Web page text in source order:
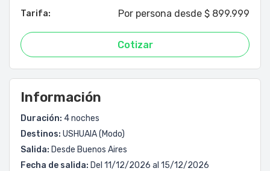
Tarifa: Por persona desde $ 899.999
Cotizar
Información
Duración: 4 noches
Destinos: USHUAIA (Modo)
Salida: Desde Buenos Aires
Fecha de salida: Del 11/12/2026 al 15/12/2026